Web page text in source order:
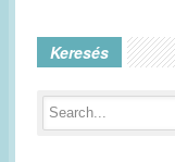
Keresés